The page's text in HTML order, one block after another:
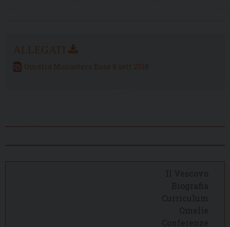
Omelia Monastero Bose 8 sett 2018